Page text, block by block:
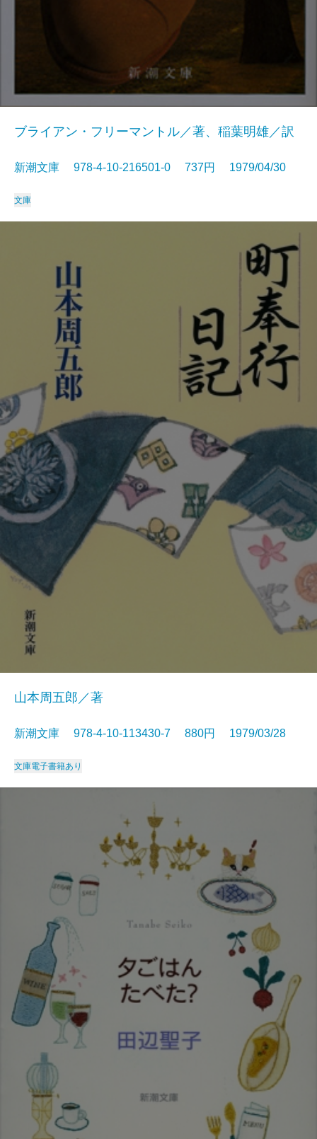
ブライアン・フリーマントル／著、稲葉明雄／訳
新潮文庫 978-4-10-216501-0 737円 1979/04/30
文庫
山本周五郎／著
新潮文庫 978-4-10-113430-7 880円 1979/03/28
文庫電子書籍あり